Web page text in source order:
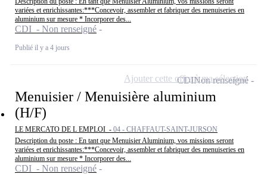
variées et enrichissantes:***Concevoir, assembler et fabriquer des menuiseries en
aluminium sur mesure * Incorporer des...
CDI - Non renseigné
Publié il y a 4 jours
Menuisier / Menuisière aluminium
(H/F)
LE MERCATO DE L EMPLOI - 04 - CHAFFAUT-SAINT-JURSON
Description du poste : En tant que Menuisier Aluminium, vos missions seront
variées et enrichissantes:***Concevoir, assembler et fabriquer des menuiseries en
aluminium sur mesure * Incorporer des...
CDI - Non renseigné
CDINon renseigné
Ajouter cette offre à ma sélection